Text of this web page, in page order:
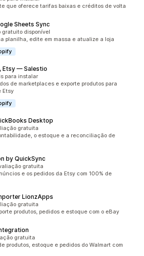
todo
que oferece tarifas baixas e créditos de volta
Sheets Sync
todo
gratuito disponível
planilha, edite em massa e atualize a loja
Etsy — Salestio
todo
para instalar
de marketplaces e exporte produtos para
Etsy
Desktop
todogratuita
o estoque e a reconciliação de
by QuickSync
ao todo gratuita
e os pedidos da Etsy com 100% de
LionzApps
todogratuita
produtos, pedidos e estoque com o eBay
todogratuita
produtos, estoque e pedidos do Walmart com